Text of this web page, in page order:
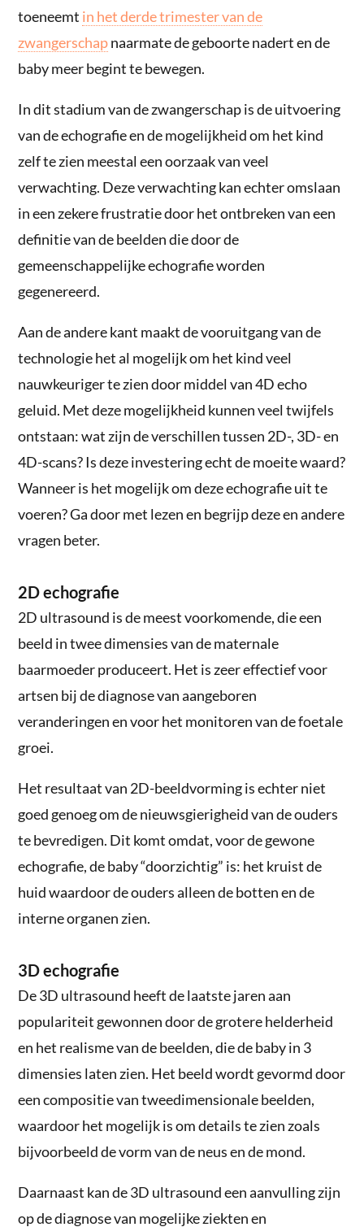
toeneemt in het derde trimester van de
zwangerschapnaarmate de geboorte nadert en de
baby meer begint te bewegen.
In dit stadium van de zwangerschap is de uitvoering
van de echografie en de mogelijkheid om het kind
zelf te zien meestal een oorzaak van veel
verwachting. Deze verwachting kan echter omslaan
in een zekere frustratie door het ontbreken van een
definitie van de beelden die door de
gemeenschappelijke echografie worden
gegenereerd.
Aan de andere kant maakt de vooruitgang van de
technologie het al mogelijk om het kind veel
nauwkeuriger te zien door middel van 4D echo
geluid. Met deze mogelijkheid kunnen veel twijfels
ontstaan: wat zijn de verschillen tussen 2D-, 3D- en
4D-scans? Is deze investering echt de moeite waard?
Wanneer is het mogelijk om deze echografie uit te
voeren? Ga door met lezen en begrijp deze en andere
vragen beter.
2D echografie
2D ultrasound is de meest voorkomende, die een
beeld in twee dimensies van de maternale
baarmoeder produceert. Het is zeer effectief voor
artsen bij de diagnose van aangeboren
veranderingen en voor het monitoren van de foetale
groei.
Het resultaat van 2D-beeldvorming is echter niet
goed genoeg om de nieuwsgierigheid van de ouders
te bevredigen. Dit komt omdat, voor de gewone
echografie, de baby “doorzichtig” is: het kruist de
huid waardoor de ouders alleen de botten en de
interne organen zien.
3D echografie
De 3D ultrasound heeft de laatste jaren aan
populariteit gewonnen door de grotere helderheid
en het realisme van de beelden, die de baby in 3
dimensies laten zien. Het beeld wordt gevormd door
een compositie van tweedimensionale beelden,
waardoor het mogelijk is om details te zien zoals
bijvoorbeeld de vorm van de neus en de mond.
Daarnaast kan de 3D ultrasound een aanvulling zijn
op de diagnose van mogelijke ziekten en